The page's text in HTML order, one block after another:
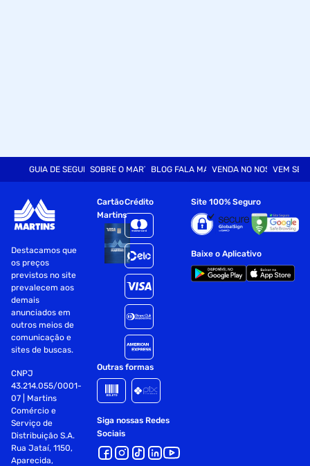
GUIA DE SEGURANÇASOBRE O MARTINSBLOG FALA MARTVENDA NO NOSSO SITE
VEM SER
Destacamos que
os preços
previstos no site
prevalecem aos
demais
anunciados em
outros meios de
comunicação e
sites de buscas.
CNPJ
43.214.055/0001-
07 | Martins
Comércio e
Serviço de
Distribuição S.A.
Rua Jataí, 1150,
Aparecida,
Cartão
Martins
Crédito
Outras formas
Siga nossas Redes
Sociais
Site 100% Seguro
Baixe o Aplicativo